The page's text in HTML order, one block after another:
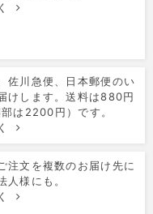
佐川急便、日本郵便のい
けします。送料は880円
部は2200円）です。
注文を複数のお届け先に
人様にも。